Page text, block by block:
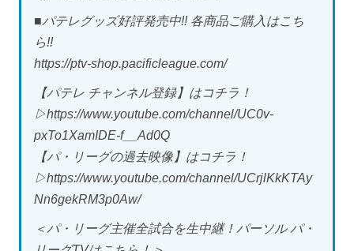
■パテレグッズ好評発売中!! 各商品ご購入はこち
ら!!
https://ptv-shop.pacificleague.com/
【パテレ チャンネル登録】はコチラ！
▷https://www.youtube.com/channel/UC0v-
pxTo1XamIDE-f__Ad0Q
【パ・リーグの過去映像】はコチラ！
▷https://www.youtube.com/channel/UCrjlKkKTAy
Nn6gekRM3p0Aw/
＜パ・リーグ主催全試合を生中継！パーソル パ・